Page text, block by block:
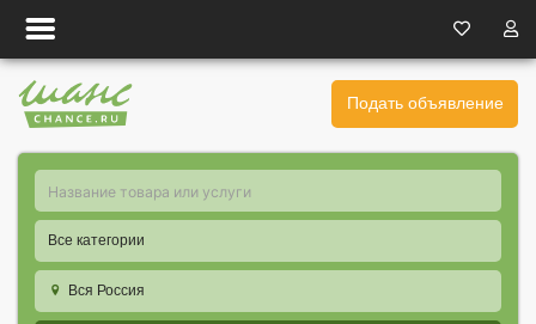
Подать объявление
Все категории
Вся Россия